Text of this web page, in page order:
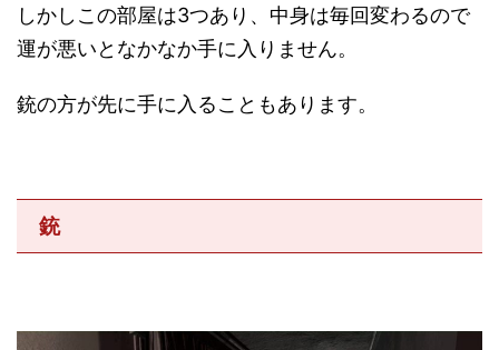
しかしこの部屋は3つあり、中身は毎回変わるので
運が悪いとなかなか手に入りません。
銃の方が先に手に入ることもあります。
銃